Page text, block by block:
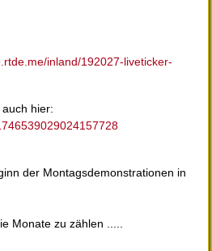
inland/192027-liveticker-
hier:
der Montagsdemonstrationen in
Monate zu zählen .....